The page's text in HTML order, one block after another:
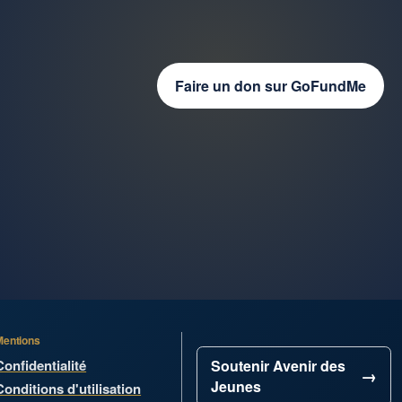
Faire un don sur GoFundMe
d'utilisation
Soutenir Avenir des
Jeunes